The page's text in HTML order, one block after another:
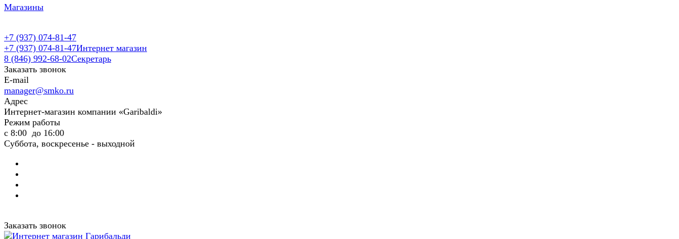
Магазины
+7 (937) 074-81-47
+7 (937) 074-81-47Интернет магазин
8 (846) 992-68-02Секретарь
Заказать звонок
E-mail
manager@smko.ru
Адрес
Интернет-магазин компании «Garibaldi»
Режим работы
с 8:00 до 16:00
Суббота, воскресенье - выходной
Заказать звонок